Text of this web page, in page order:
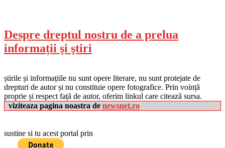
Despre dreptul nostru de a prelua
informații şi ştiri
știrile și informațiile nu sunt opere literare, nu sunt protejate de
drepturi de autor și nu constituie opere fotografice. Prin voință
proprie și respect față de autor, oferim linkul care citează sursa.
viziteaza pagina noastra de newsnet.ro
sustine si tu acest portal prin